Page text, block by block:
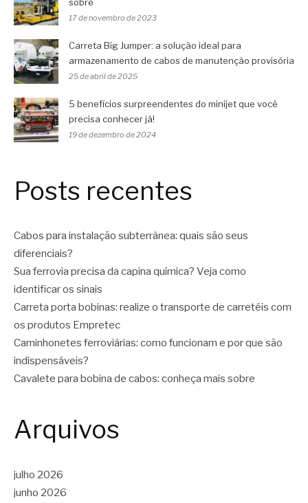
17 de novembro de 2023
Carreta Big Jumper: a solução ideal para
armazenamento de cabos de manutenção provisória
25 de abril de 2025
5 benefícios surpreendentes do minijet que você
precisa conhecer já!
19 de dezembro de 2024
Posts recentes
Cabos para instalação subterrânea: quais são seus
diferenciais?
Sua ferrovia precisa da capina química? Veja como
identificar os sinais
Carreta porta bobinas: realize o transporte de carretéis com
os produtos Empretec
Caminhonetes ferroviárias: como funcionam e por que são
indispensáveis?
Cavalete para bobina de cabos: conheça mais sobre
Arquivos
julho 2026
junho 2026